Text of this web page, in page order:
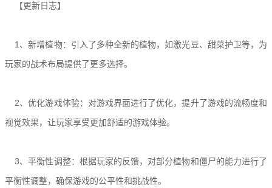
【更新日志】
1、新增植物：引入了多种全新的植物，如激光豆、甜菜护卫等，为
玩家的战术布局提供了更多选择。
2、优化游戏体验：对游戏界面进行了优化，提升了游戏的流畅度和
视觉效果，让玩家享受更加舒适的游戏体验。
3、平衡性调整：根据玩家的反馈，对部分植物和僵尸的能力进行了
平衡性调整，确保游戏的公平性和挑战性。